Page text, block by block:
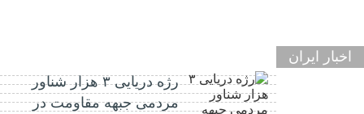
اخبار ایران
رژه دریایی ۳ هزار شناور
مردمی جبهه مقاومت در